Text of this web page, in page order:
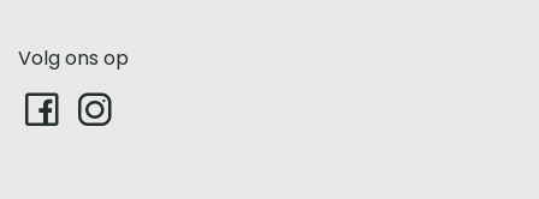
Volg ons op